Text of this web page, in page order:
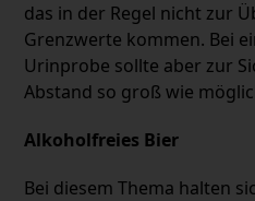
das in der Regel nicht zur
Grenzwerte kommen. Bei
Urinprobe sollte aber zur
Abstand so groß wie
Alkoholfreies Bier
Bei diesem Thema halten